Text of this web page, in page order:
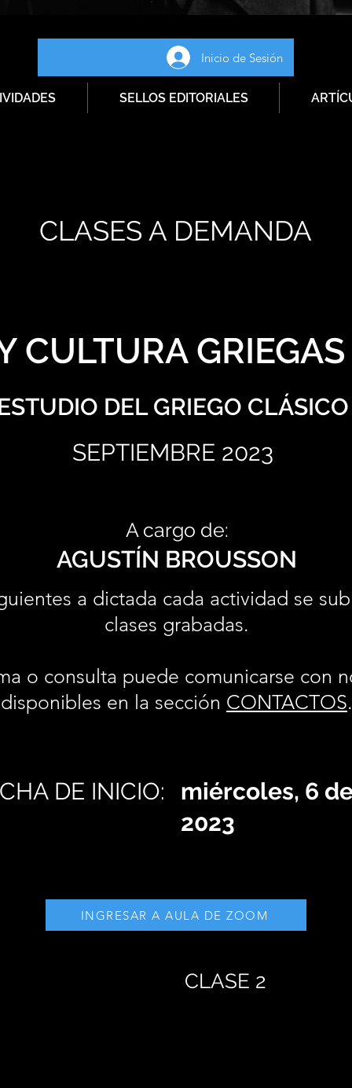
Inicio de Sesión
SELLOS EDITORIALES
CLASES A DEMANDA
CULTURA
DEL GRIEGO CLÁSICO
SEPTIEMBRE 2023
A cargo de:
AGUSTÍN BROUSSON
a dictada cada actividad se
clases grabadas.
o consulta puede comunicarse con
disponibles en la sección CONTACTOS.
DE INICIO:
miércoles, 6
2023
INGRESAR A AULA DE ZOOM
CLASE 2